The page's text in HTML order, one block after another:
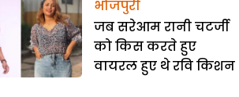
भोजपुरी
जब सरेआम रानी चटर्जी
को किस करते हुए
वायरल हुए थे रवि किशन